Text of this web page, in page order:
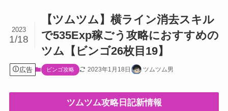
【ツムツム】横ライン消去スキル
で535Exp稼ごう攻略におすすめの
ツム【ビンゴ26枚目19】
2023
1/18
広告 ビンゴ攻略 2023年1月18日 ツムツム男
ツムツム攻略日記新情報